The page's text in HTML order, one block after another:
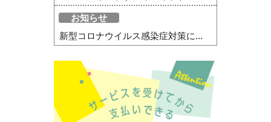
お知らせ
新型コロナウイルス感染症対策に...